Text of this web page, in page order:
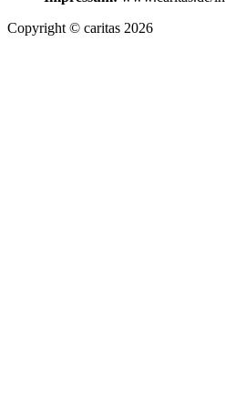
Copyright © caritas 2026